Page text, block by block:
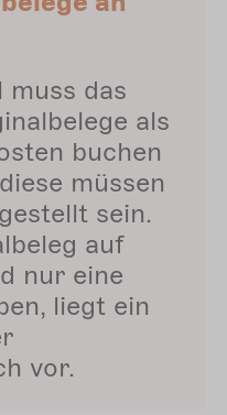
muss das
als
buchen
müssen
sein.
auf
nur eine
liegt ein
vor.